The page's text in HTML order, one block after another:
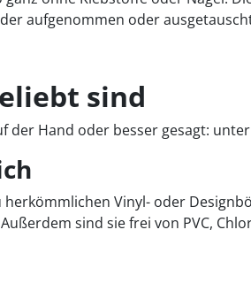
aufgenommen oder
sind
der Hand oder besser gesagt:
Vinyl- oder
sind sie frei von PVC,